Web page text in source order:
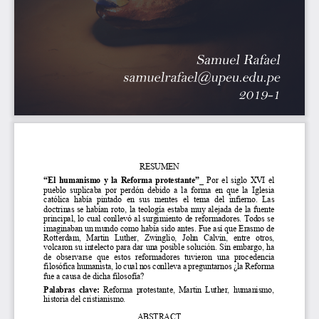
RESUMEN
“El humanismo y la Reforma protestante”
Por el siglo XVI el
pueblo  suplicaba  por  perdón  debido  a  la  forma  en  que  la  Iglesia
católica  había  pintado  en  sus  mentes  el  tema  del  infierno.  Las
doctrinas se habían roto, la teología estaba muy alejada de la fuente
principal, lo cual conllevó al surgimiento de reformadores. Todos se
imaginaban un mundo como había sido antes. Fue así que Erasmo de
Rotterdam,  Martin  Luther,  Zwinglio,  John  Calvin,  entre  otros,
volcaron su intelecto para dar una posible solución. Sin embargo, ha
de  observarse  que  estos  reformadores  tuvieron  una  procedencia
filosófica humanista, lo cual nos conlleva a preguntarnos ¿la Reforma
fue a causa de dicha filosofía?
Palabras  clave:
  Reforma  protestante,  Martin  Luther,  humanismo,
historia del cristianismo.
ABSTRACT